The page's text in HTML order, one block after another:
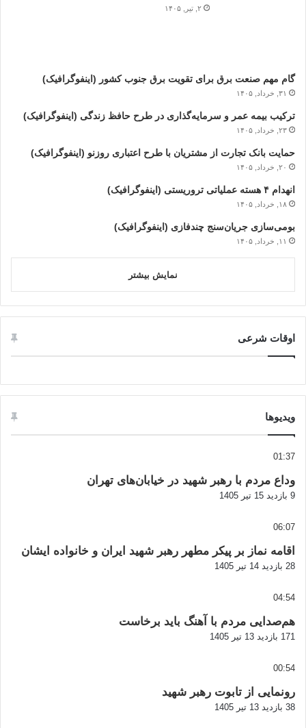
۲, تیر, ۱۴۰۵
گام مهم صنعت برق برای تقویت برق جنوب کشور (اینفوگرافیک)
۳۱, خرداد, ۱۴۰۵
ترکیب بیمه عمر و سرمایه‌گذاری در طرح حافظ زندگی (اینفوگرافیک)
۲۳, خرداد, ۱۴۰۵
حمایت بانک تجارت از مشتریان با طرح اعتباری روزنو (اینفوگرافیک)
۲۰, خرداد, ۱۴۰۵
انهدام ۴ هسته عملیاتی تروریستی (اینفوگرافیک)
۱۸, خرداد, ۱۴۰۵
بومی‌سازی جریان‌سنج چندفازی (اینفوگرافیک)
۱۱, خرداد, ۱۴۰۵
نمایش بیشتر
اوقات شرعی
ویدیوها
01:37
وداع مردم با رهبر شهید در خیابان‌های تهران
9 بازدید 15 تیر 1405
06:07
اقامه نماز بر پیکر مطهر رهبر شهید ایران و خانواده ایشان
28 بازدید 14 تیر 1405
04:54
هم‌صدایی مردم با آهنگ باید برخاست
171 بازدید 13 تیر 1405
00:54
رونمایی از تابوت رهبر شهید
38 بازدید 13 تیر 1405